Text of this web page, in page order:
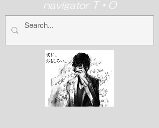
navigator T・O